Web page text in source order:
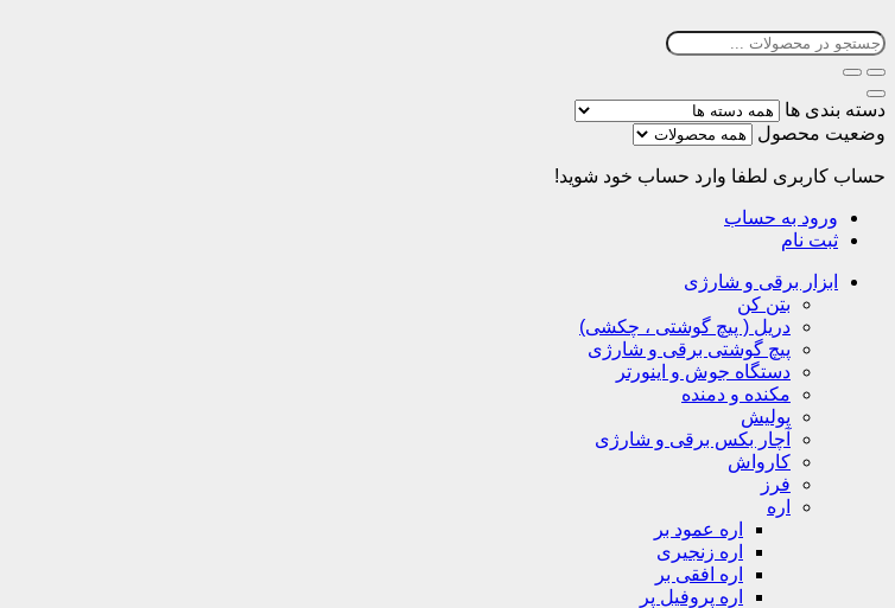
دسته بندی ها
وضعیت محصول
حساب کاربری لطفا وارد حساب خود شوید!
ورود به حساب
ثبت نام
ابزار برقی و شارژی
بتن کن
دریل ( پیچ گوشتی ، چکشی)
پیچ گوشتی برقی و شارژی
دستگاه جوش و اینورتر
مکنده و دمنده
پولیش
آچار بکس برقی و شارژی
کارواش
فرز
اره
اره عمود بر
اره زنجیری
اره افقی بر
اره پروفیل پر